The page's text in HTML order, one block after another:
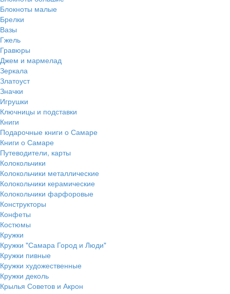
Блокноты малые
Брелки
Вазы
Гжель
Гравюры
Джем и мармелад
Зеркала
Златоуст
Значки
Игрушки
Ключницы и подставки
Книги
Подарочные книги о Самаре
Книги о Самаре
Путеводители, карты
Колокольчики
Колокольчики металлические
Колокольчики керамические
Колокольчики фарфоровые
Конструкторы
Конфеты
Костюмы
Кружки
Кружки "Самара Город и Люди"
Кружки пивные
Кружки художественные
Кружки деколь
Крылья Советов и Акрон